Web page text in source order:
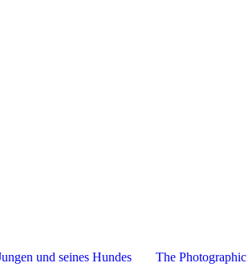
und seines Hundes The